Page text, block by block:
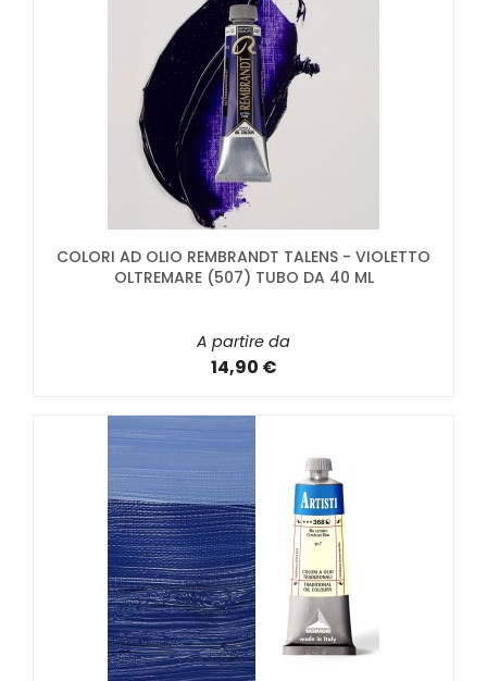
COLORI AD OLIO REMBRANDT TALENS - VIOLETTO
OLTREMARE (507) TUBO DA 40 ML
A partire da
14,90 €